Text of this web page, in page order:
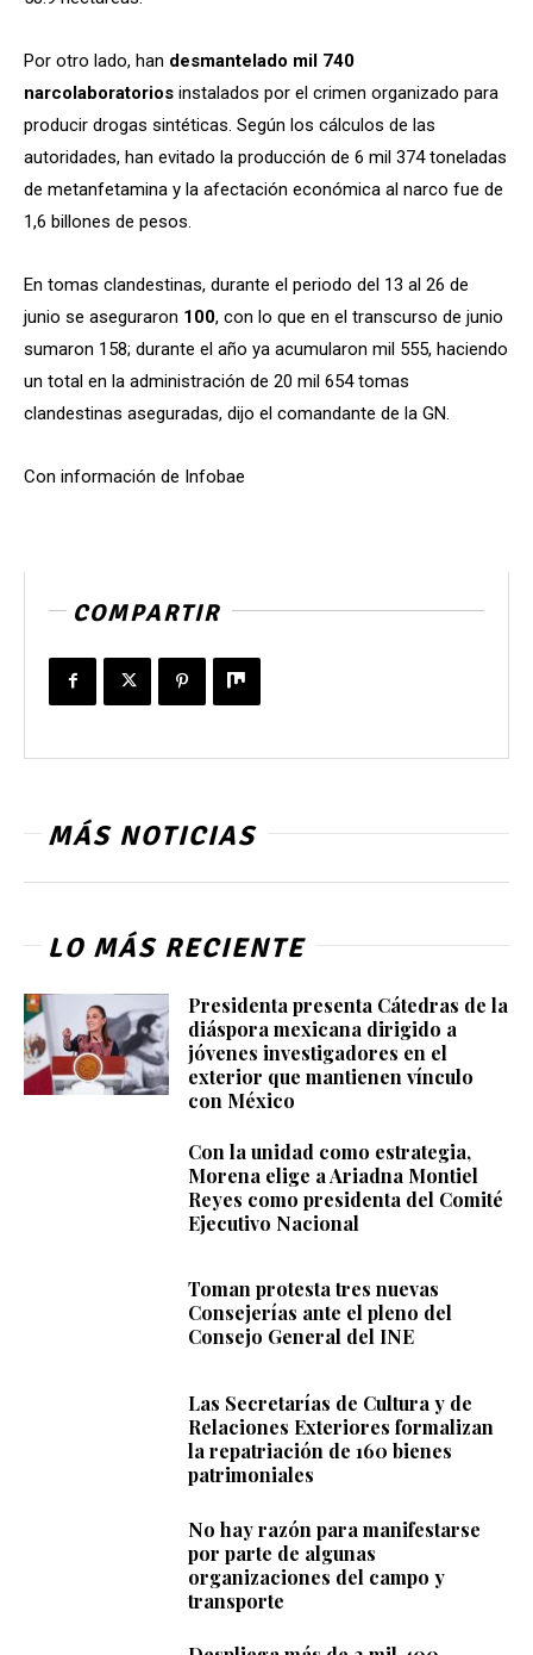
Por otro lado, han desmantelado mil 740
narcolaboratorios instalados por el crimen organizado para
producir drogas sintéticas. Según los cálculos de las
autoridades, han evitado la producción de 6 mil 374 toneladas
de metanfetamina y la afectación económica al narco fue de
1,6 billones de pesos.
En tomas clandestinas, durante el periodo del 13 al 26 de
junio se aseguraron 100, con lo que en el transcurso de junio
sumaron 158; durante el año ya acumularon mil 555, haciendo
un total en la administración de 20 mil 654 tomas
clandestinas aseguradas, dijo el comandante de la GN.
Con información de Infobae
COMPARTIR
MÁS NOTICIAS
LO MÁS RECIENTE
Presidenta presenta Cátedras de la
diáspora mexicana dirigido a
jóvenes investigadores en el
exterior que mantienen vínculo
con México
Con la unidad como estrategia,
Morena elige a Ariadna Montiel
Reyes como presidenta del Comité
Ejecutivo Nacional
Toman protesta tres nuevas
Consejerías ante el pleno del
Consejo General del INE
Las Secretarías de Cultura y de
Relaciones Exteriores formalizan
la repatriación de 160 bienes
patrimoniales
No hay razón para manifestarse
por parte de algunas
organizaciones del campo y
transporte